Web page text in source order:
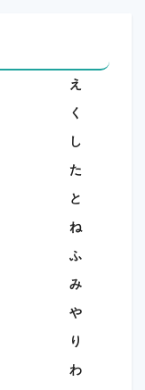
え
く
し
た
と
ね
ふ
み
や
り
わ